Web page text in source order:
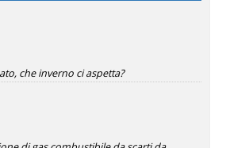
che inverno ci aspetta?